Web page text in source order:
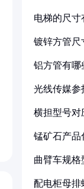
电梯的尺寸
镀锌方管尺
铝方管有哪
光线传媒参
横担型号对
锰矿石产品
曲臂车规格
配电柜母排